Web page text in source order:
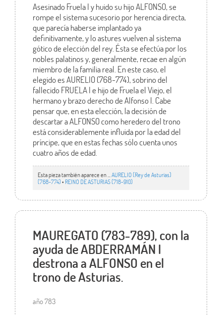
Asesinado Fruela I y huido su hijo ALFONSO, se
rompe el sistema sucesorio por herencia directa,
que parecía haberse implantado ya
definitivamente, y lo astures vuelven al sistema
gótico de elección del rey. Ésta se efectúa por los
nobles palatinos y, generalmente, recae en algún
miembro de la familia real. En este caso, el
elegido es AURELIO (768-774), sobrino del
fallecido FRUELA I e hijo de Fruela el Viejo, el
hermano y brazo derecho de Alfonso I. Cabe
pensar que, en esta elección, la decisión de
descartar a ALFONSO como heredero del trono
está considerablemente influida por la edad del
príncipe, que en estas fechas sólo cuenta unos
cuatro años de edad.
Esta pieza también aparece en ... AURELIO (Rey de Asturias)
(768-774)• REINO DE ASTURIAS (718-910)
MAUREGATO (783-789), con la
ayuda de ABDERRAMÁN I
destrona a ALFONSO en el
trono de Asturias.
año 783